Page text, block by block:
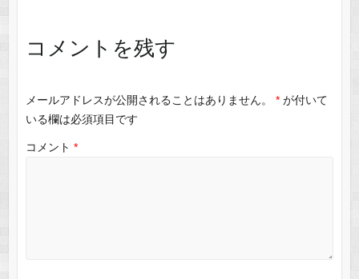
コメントを残す
メールアドレスが公開されることはありません。 *が付いて
いる欄は必須項目です
コメント *